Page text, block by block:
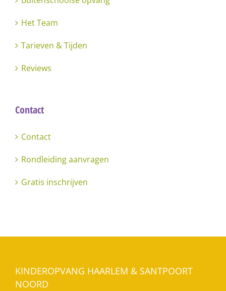
Het Team
Tarieven & Tijden
Reviews
Contact
Contact
Rondleiding aanvragen
Gratis inschrijven
KINDEROPVANG HAARLEM & SANTPOORT
NOORD